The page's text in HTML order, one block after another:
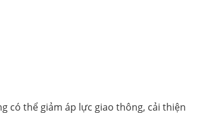
có thể giảm áp lực giao thông, cải thiện